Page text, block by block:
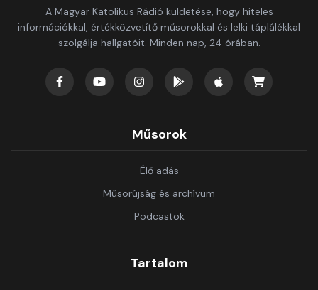
A Magyar Katolikus Rádió küldetése, hogy hiteles
információkkal, értékközvetítő műsorokkal és lelki táplálékkal
szolgálja hallgatóit. Minden nap, 24 órában.
Műsorok
Élő adás
Műsorújság és archívum
Podcastok
Tartalom